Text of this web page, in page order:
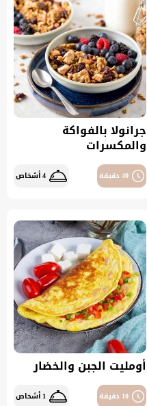
جرانولا بالفواكة
والمكسرات
40 دقيقة 4 أشخاص
أومليت الجبن والخضار
10 دقيقة 1 أشخاص